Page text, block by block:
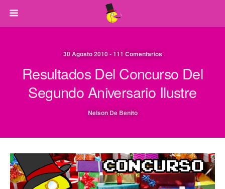
30 Agosto 2010 • 111 Comentarios
Resultados Del Concurso Del
Segundo Aniversario Ilustre
Nelson De Benito